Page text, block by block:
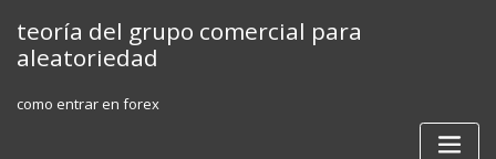
content
teoría del grupo comercial para
aleatoriedad
como entrar en forex